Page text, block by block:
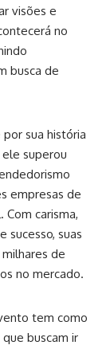
visões e
no
busca de
sua história
superou
empresas de
carisma,
sucesso, suas
de
no mercado.
tem como
buscam ir